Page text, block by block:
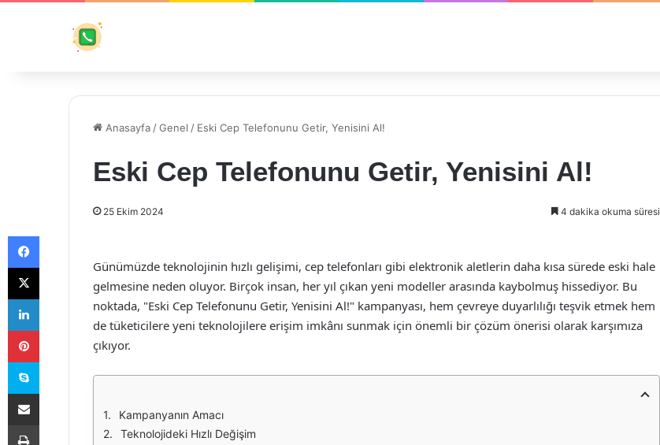
Anasayfa /Genel / Eski Cep Telefonunu Getir, Yenisini Al!
Eski Cep Telefonunu Getir, Yenisini Al!
25 Ekim 2024 4 dakika okuma süresi
Günümüzde teknolojinin hızlı gelişimi, cep telefonları gibi elektronik aletlerin daha kısa sürede eski hale
gelmesine neden oluyor. Birçok insan, her yıl çıkan yeni modeller arasında kaybolmuş hissediyor. Bu
noktada, "Eski Cep Telefonunu Getir, Yenisini Al!" kampanyası, hem çevreye duyarlılığı teşvik etmek hem
de tüketicilere yeni teknolojilere erişim imkânı sunmak için önemli bir çözüm önerisi olarak karşımıza
çıkıyor.
Kampanyanın Amacı
Teknolojideki Hızlı Değişim
Facebook
X
LinkedIn
Pinterest
Skype
E-Posta ile paylaş